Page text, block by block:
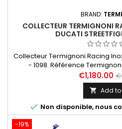
BRAND:
COLLECTEUR TERMIGNONI
DUCATI
Collecteur Termignoni Racing
- 1098. Référence
96313011B. Compatible avec
(référence complète
sans ECU (Pour
€1,180.00
 Add
 Non disponible, nous
-19%